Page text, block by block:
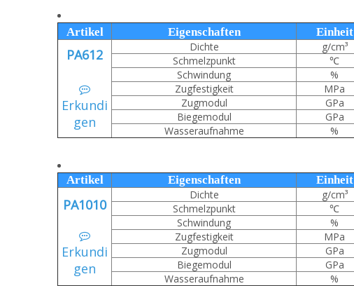
Artikel Eigenschaften Einheit
PA612

Erkundi
gen
Dichte g/cm³
Schmelzpunkt
℃
Schwindung
%
Zugfestigkeit
MPa
Zugmodul
GPa
Biegemodul
GPa
Wasseraufnahme
%
Artikel Eigenschaften Einheit
PA1010

Erkundi
gen
Dichte g/cm³
Schmelzpunkt
℃
Schwindung
%
Zugfestigkeit
MPa
Zugmodul
GPa
Biegemodul
GPa
Wasseraufnahme
%